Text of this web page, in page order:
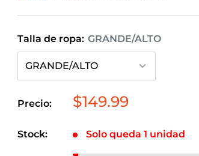
Talla de ropa: GRANDE/ALTO
Precio:
Precio
venta
$149.99
Stock: Solo queda 1 unidad